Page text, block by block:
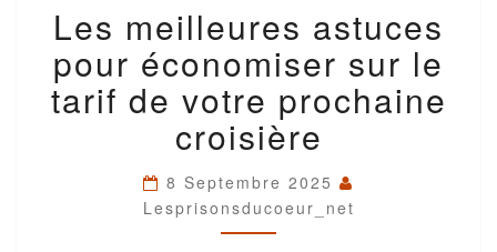
MEILLEURES
ASTUCES
POUR
ÉCONOMISER
SUR
LE
TARIF
DE
VOTRE
PROCHAINE
CROISIÈRE
Les meilleures astuces
pour économiser sur le
tarif de votre prochaine
croisière
8 Septembre 2025
Lesprisonsducoeur_net